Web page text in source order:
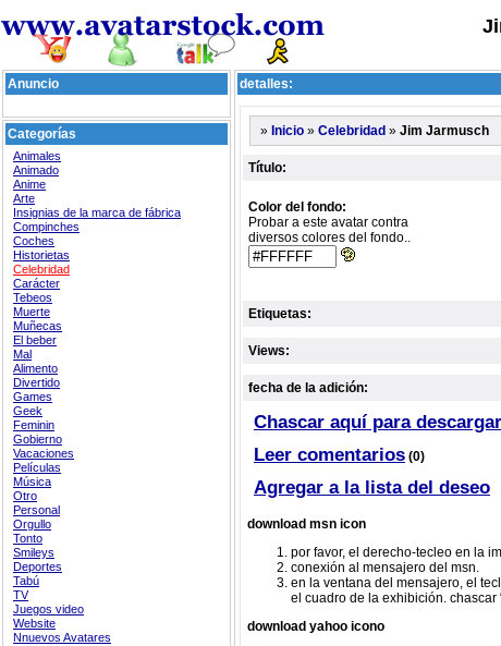
Anuncio
Categorías
Animales
Animado
Anime
Arte
Insignias de la marca de fábrica
Compinches
Coches
Historietas
Celebridad
Carácter
Tebeos
Muerte
Muñecas
El beber
Mal
Alimento
Divertido
Games
Geek
Feminin
Gobierno
Vacaciones
Películas
Música
Otro
Personal
Orgullo
Tonto
Smileys
Deportes
Tabú
TV
Juegos video
Website
Nnuevos Avatares
detalles:
» Inicio » Celebridad » Jim Jarmusch
Título:
Color del fondo:
Probar a este avatar contra
diversos colores del fondo..
Etiquetas:
Views:
fecha de la adición:
Chascar aquí para descargar
Leer comentarios (0)
Agregar a la lista del deseo
download msn icon
por favor, el derecho-tecleo en la
conexión al mensajero del msn.
en la ventana del mensajero, el
el cuadro de la exhibición.
download yahoo icono